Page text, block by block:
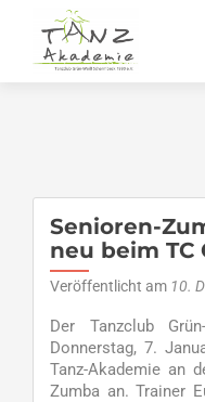
Senioren-
neu beim TC
Veröffentlicht am 10.
Der Tanzclub
Donnerstag, 7.
Tanz-Akademie an
Zumba an. Trainer